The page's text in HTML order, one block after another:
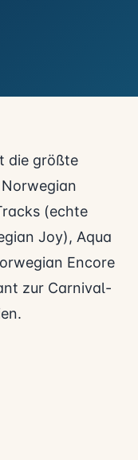
die größte
(echte
Joy), Aqua
Encore
zur Carnival-